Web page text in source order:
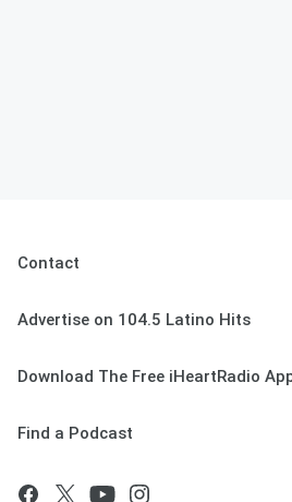
Contact
Advertise on 104.5 Latino Hits
Download The Free iHeartRadio
Find a Podcast